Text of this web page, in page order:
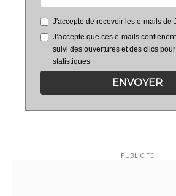
J'accepte de recevoir les e-mails de
J’accepte que ces e-mails
suivi des ouvertures et des clics
statistiques
ENVOYER